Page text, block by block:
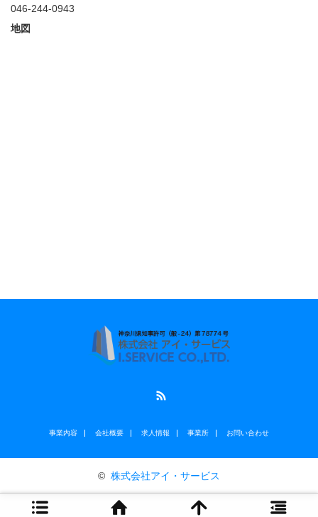
046-244-0943
地図
事業内容 会社概要 求人情報 事業所 お問い合わせ
© 株式会社アイ・サービス